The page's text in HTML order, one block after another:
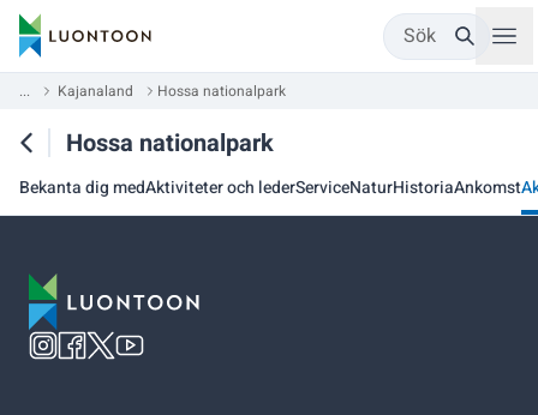
Sök
... Kajanaland Hossa nationalpark
Hossa nationalpark
Bekanta dig medAktiviteter och lederServiceNaturHistoriaAnkomst